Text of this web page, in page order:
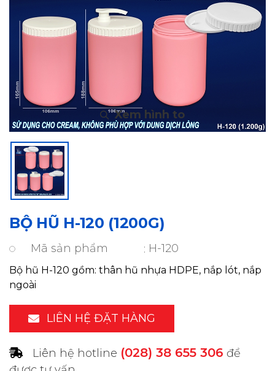
BỘ HŨ H-120 (1200G)
Mã sản phẩm H-120
Bộ hũ H-120 gồm: thân hũ nhựa HDPE, nắp lót, nắp
ngoài
LIÊN HỆ ĐẶT HÀNG
Liên hệ hotline (028) 38 655 306 để